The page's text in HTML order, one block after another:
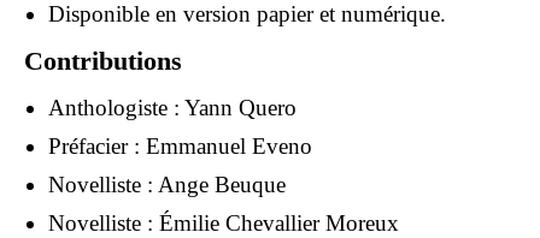
Disponible en version papier et numérique.
Contributions
Anthologiste : Yann Quero
Préfacier : Emmanuel Eveno
Novelliste : Ange Beuque
Novelliste : Émilie Chevallier Moreux